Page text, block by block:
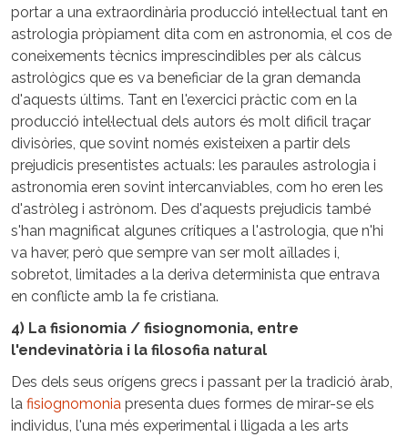
portar a una extraordinària producció intel·lectual tant en
astrologia pròpiament dita com en astronomia, el cos de
coneixements tècnics imprescindibles per als càlcus
astrològics que es va beneficiar de la gran demanda
d'aquests últims. Tant en l'exercici pràctic com en la
producció intel·lectual dels autors és molt dificil traçar
divisòries, que sovint només existeixen a partir dels
prejudicis presentistes actuals: les paraules astrologia i
astronomia eren sovint intercanviables, com ho eren les
d'astròleg i astrònom. Des d'aquests prejudicis també
s'han magnificat algunes crítiques a l'astrologia, que n'hi
va haver, però que sempre van ser molt aïllades i,
sobretot, limitades a la deriva determinista que entrava
en conflicte amb la fe cristiana.
4) La fisionomia / fisiognomonia, entre
l'endevinatòria i la filosofia natural
Des dels seus orígens grecs i passant per la tradició àrab,
la fisiognomonia presenta dues formes de mirar-se els
individus, l'una més experimental i lligada a les arts